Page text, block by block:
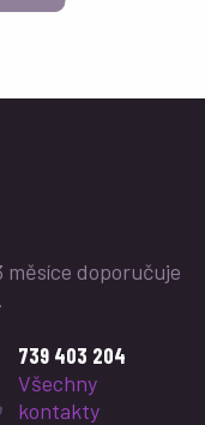
měsíce doporučuje
739 403 204
Všechny
kontakty